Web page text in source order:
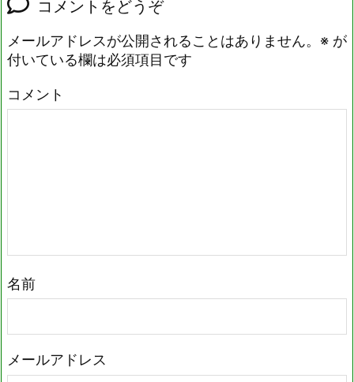
コメントをどうぞ
メールアドレスが公開されることはありません。 ※ が
付いている欄は必須項目です
コメント
名前
メールアドレス